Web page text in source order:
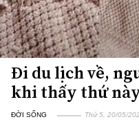
Đi du lịch về,
khi thấy thứ
ĐỜI SỐNG Thứ 5, 20/05/